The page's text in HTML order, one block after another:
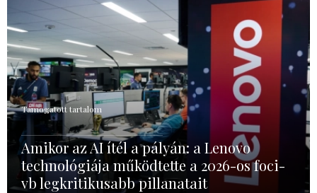
Támogatott tartalom
Amikor az AI ítél a pályán: a Lenovo
technológiája működtette a 2026-os foci-
vb legkritikusabb pillanatait